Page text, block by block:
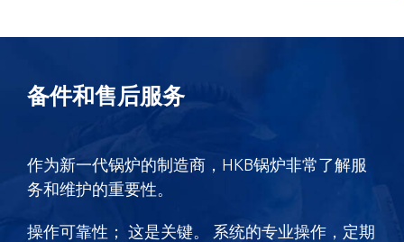
备件和售后服务
作为新一代锅炉的制造商，HKB锅炉非常了解服
务和维护的重要性。
操作可靠性； 这是关键。 系统的专业操作，定期